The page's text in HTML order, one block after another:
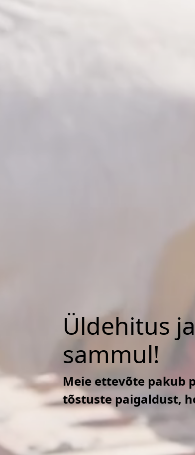
Üldehitus
sammul!
Meie ettevõte pakub
tõstuste paigaldust,